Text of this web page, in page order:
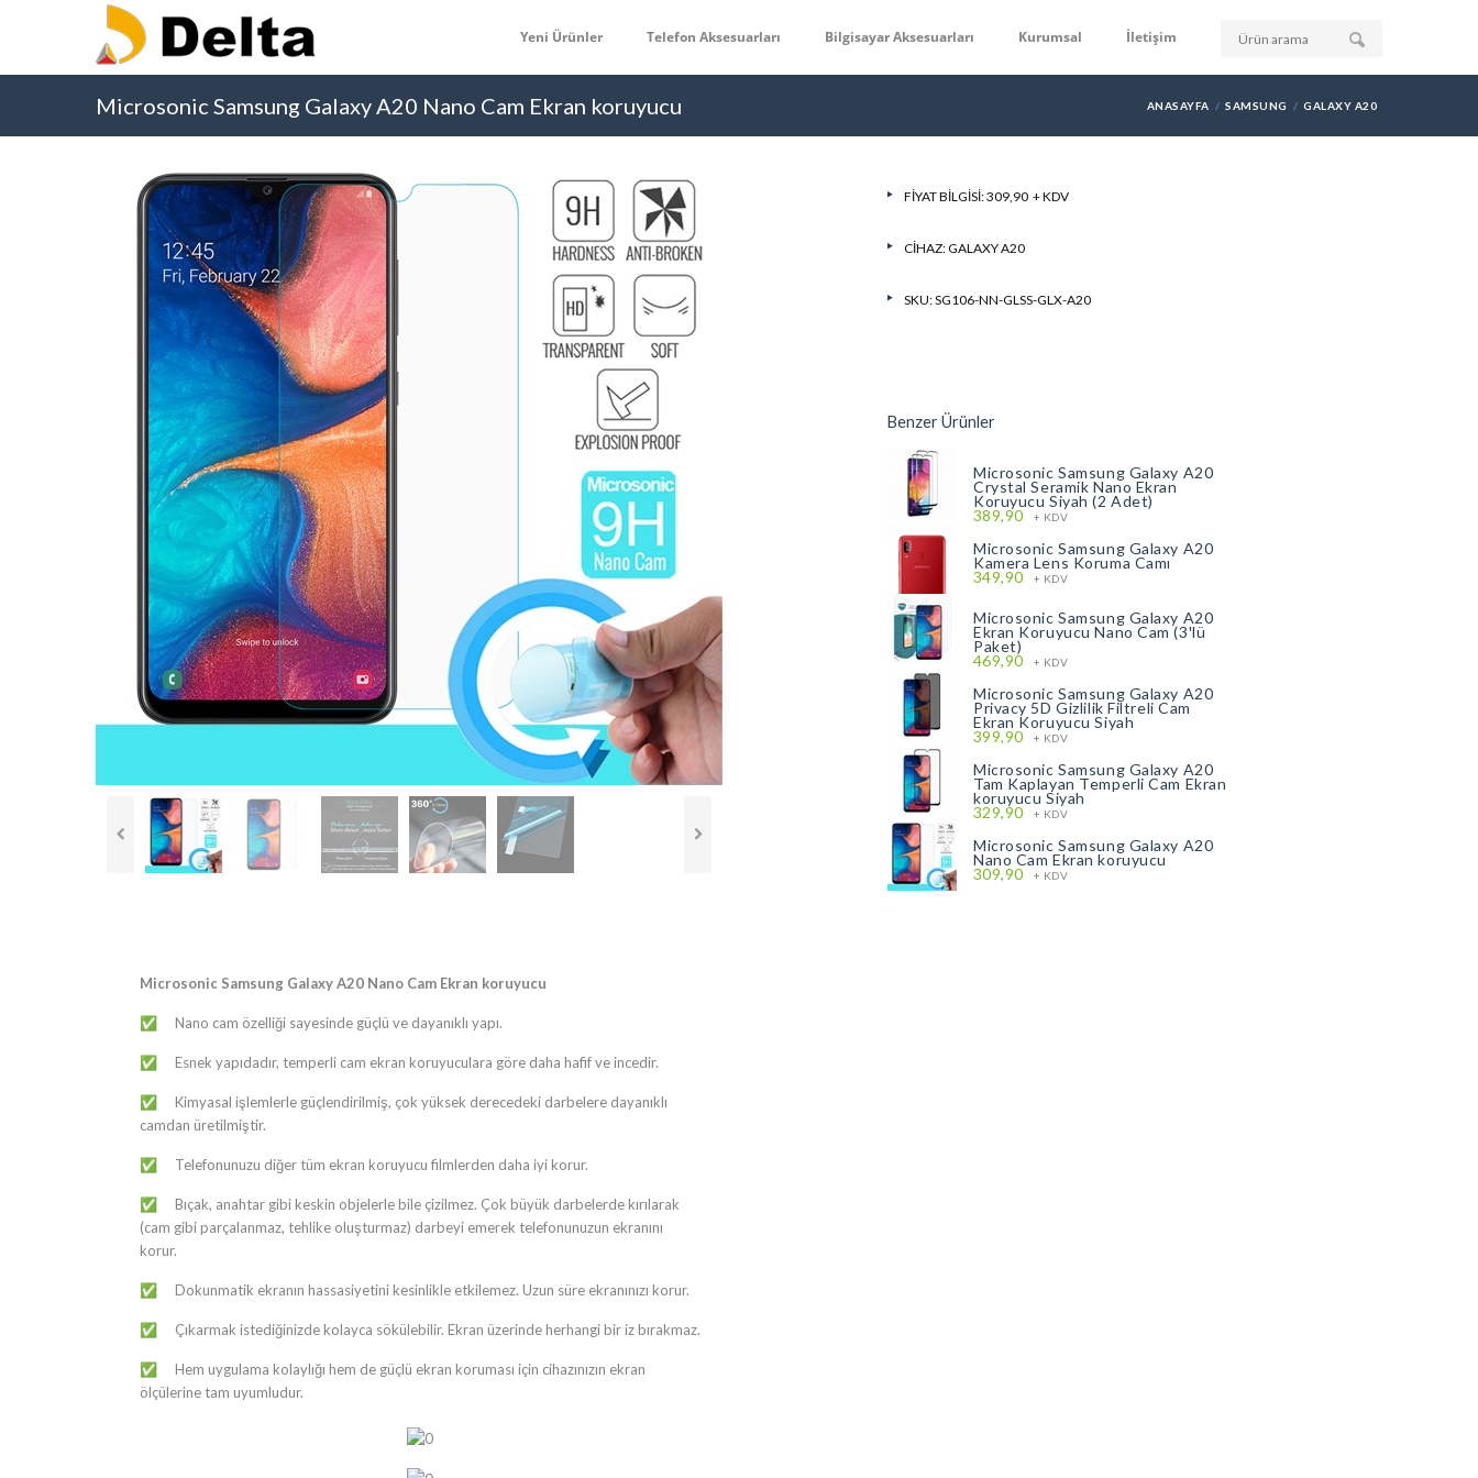
Yeni Ürünler Telefon Aksesuarları Bilgisayar Aksesuarları Kurumsal İletişim
Microsonic Samsung Galaxy A20 Nano Cam Ekran koruyucu ANASAYFA SAMSUNG GALAXY A20
Microsonic Samsung Galaxy A20 Nano Cam Ekran koruyucu
✅ ​Nano cam özelliği sayesinde güçlü ve dayanıklı yapı.
✅ ​Esnek yapıdadır, temperli cam ekran koruyuculara göre daha hafif ve incedir.
✅ ​Kimyasal işlemlerle güçlendirilmiş, çok yüksek derecedeki darbelere dayanıklı
camdan üretilmiştir.
✅ ​Telefonunuzu diğer tüm ekran koruyucu filmlerden daha iyi korur.
✅ ​Bıçak, anahtar gibi keskin objelerle bile çizilmez. Çok büyük darbelerde kırılarak
(cam gibi parçalanmaz, tehlike oluşturmaz) darbeyi emerek telefonunuzun ekranını
korur.
✅ ​Dokunmatik ekranın hassasiyetini kesinlikle etkilemez. Uzun süre ekranınızı korur.
✅ ​Çıkarmak istediğinizde kolayca sökülebilir. Ekran üzerinde herhangi bir iz bırakmaz.
✅ ​Hem uygulama kolaylığı hem de güçlü ekran koruması için cihazınızın ekran
ölçülerine tam uyumludur.
FIYAT BILGISI: 309,90 + KDV
CIHAZ:GALAXY A20
SKU: SG106-NN-GLSS-GLX-A20
Benzer Ürünler
Microsonic Samsung Galaxy A20
Crystal Seramik Nano Ekran
Koruyucu Siyah (2 Adet)
389,90 + KDV
Microsonic Samsung Galaxy A20
Kamera Lens Koruma Camı
349,90 + KDV
Microsonic Samsung Galaxy A20
Ekran Koruyucu Nano Cam (3'lü
Paket)
469,90 + KDV
Microsonic Samsung Galaxy A20
Privacy 5D Gizlilik Filtreli Cam
Ekran Koruyucu Siyah
399,90 + KDV
Microsonic Samsung Galaxy A20
Tam Kaplayan Temperli Cam Ekran
koruyucu Siyah
329,90 + KDV
Microsonic Samsung Galaxy A20
Nano Cam Ekran koruyucu
309,90 + KDV